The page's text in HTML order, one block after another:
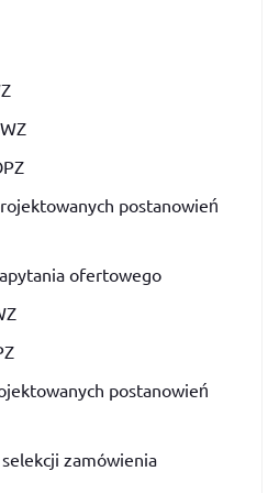
postanowień
ofertowego
postanowień
zamówienia